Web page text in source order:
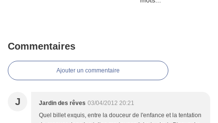
Commentaires
Ajouter un commentaire
J Jardin des rêves 03/04/2012 20:21
Quel billet exquis, entre la douceur de l'enfance et la tentation